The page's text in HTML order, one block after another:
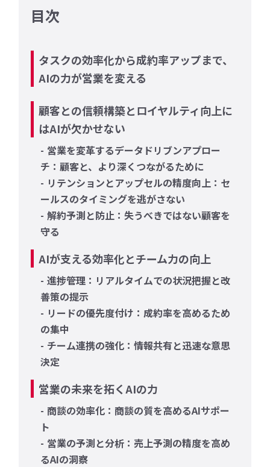
目次
タスクの効率化から成約率アップまで、
AIの力が営業を変える
顧客との信頼構築とロイヤルティ向上に
はAIが欠かせない
営業を変革するデータドリブンアプロー
チ：顧客と、より深くつながるために
リテンションとアップセルの精度向上：セ
ールスのタイミングを逃がさない
解約予測と防止：失うべきではない顧客を
守る
AIが支える効率化とチーム力の向上
進捗管理：リアルタイムでの状況把握と改
善策の提示
リードの優先度付け：成約率を高めるため
の集中
チーム連携の強化：情報共有と迅速な意思
決定
営業の未来を拓くAIの力
商談の効率化：商談の質を高めるAIサポー
ト
営業の予測と分析：売上予測の精度を高め
るAIの洞察